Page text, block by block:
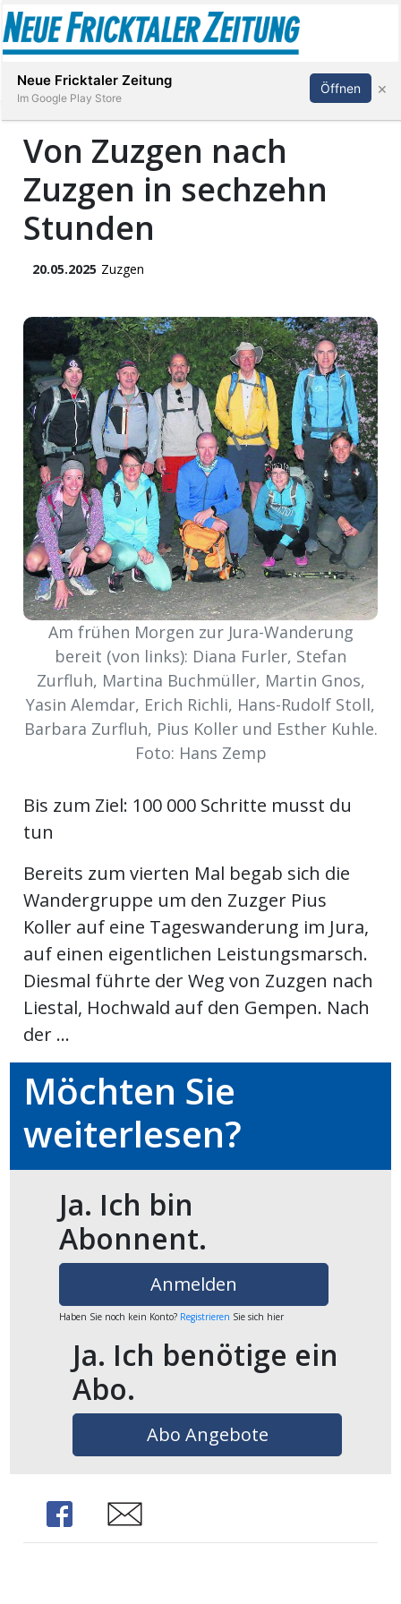
Stellen
E-
App
Abonnieren Anmelden
Von Zuzgen nach
Zuzgen in sechzehn
Stunden
20.05.2025 Zuzgen
Am frühen Morgen zur Jura-Wanderung
bereit (von links): Diana Furler, Stefan
Zurfluh, Martina Buchmüller, Martin Gnos,
Yasin Alemdar, Erich Richli, Hans-Rudolf Stoll,
Barbara Zurfluh, Pius Koller und Esther Kuhle.
Foto: Hans Zemp
Bis zum Ziel: 100 000 Schritte musst du
tun
Bereits zum vierten Mal begab sich die
Wandergruppe um den Zuzger Pius
Koller auf eine Tageswanderung im Jura,
auf einen eigentlichen Leistungsmarsch.
Diesmal führte der Weg von Zuzgen nach
Liestal, Hochwald auf den Gempen. Nach
der ...
Möchten Sie
weiterlesen?
Ja. Ich bin
Abonnent.
Anmelden
Haben Sie noch kein Konto? Registrieren Sie sich hier
Ja. Ich benötige ein
Abo.
Abo Angebote
Share Share
Neue Fricktaler Zeitung
Im Google Play Store
Öffnen ×